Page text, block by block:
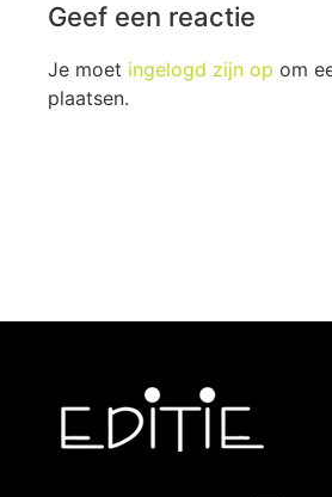
Geef een reactie
Je moet ingelogd zijn op om
plaatsen.